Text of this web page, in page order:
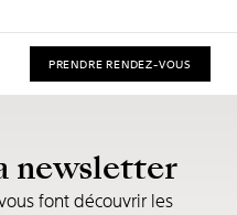
PRENDRE RENDEZ-VOUS
newsletter
font découvrir les